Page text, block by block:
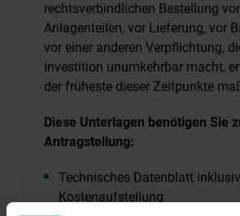
rechtsverbindlichen Bestellung
Anlagenteilen, vor Lieferung, vor
vor einer anderen Verpflichtung,
Investition unumkehrbar macht,
der früheste dieser Zeitpunkte
Diese Unterlagen benötigen Sie
Antragstellung:
Technisches Datenblatt
Kostenaufstellung